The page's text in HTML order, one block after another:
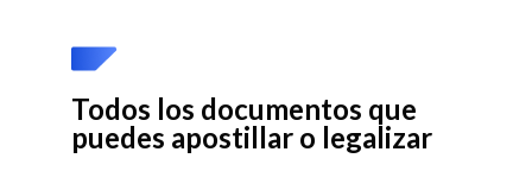
Todos los documentos que
puedes apostillar o legalizar